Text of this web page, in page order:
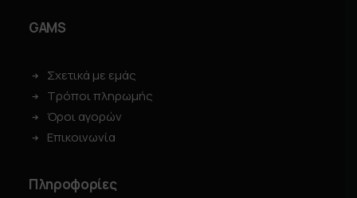
GAMS
Σχετικά με εμάς
Τρόποι πληρωμής
Όροι αγορών
Επικοινωνία
Πληροφορίες